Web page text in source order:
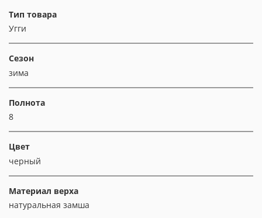
Тип товара
Угги
Сезон
зима
Полнота
8
Цвет
черный
Материал верха
натуральная замша